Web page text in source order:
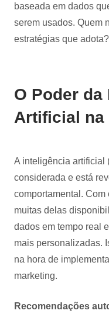
baseada em dados
serem usados. Quem
estratégias que adota?
O Poder
Artificial na
A inteligência artificial
considerada e está
comportamental.
muitas delas
dados em tempo real
mais personalizadas.
na hora de
marketing.
Recomendações